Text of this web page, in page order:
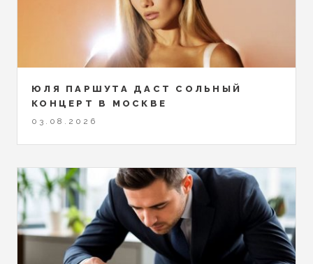
ЮЛЯ ПАРШУТА ДАСТ СОЛЬНЫЙ
КОНЦЕРТ В МОСКВЕ
03.08.2026